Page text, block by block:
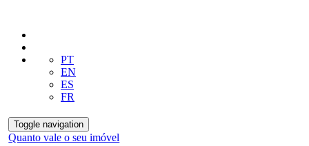
PT
EN
ES
FR
Toggle navigation
Quanto vale o seu imóvel